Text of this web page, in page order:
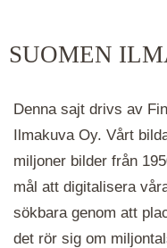
hålla ned ctrl-
SUOMEN
Denna sajt drivs av
Ilmakuva Oy. Vårt
miljoner bilder från
mål att digitalisera
sökbara genom att
det rör sig om